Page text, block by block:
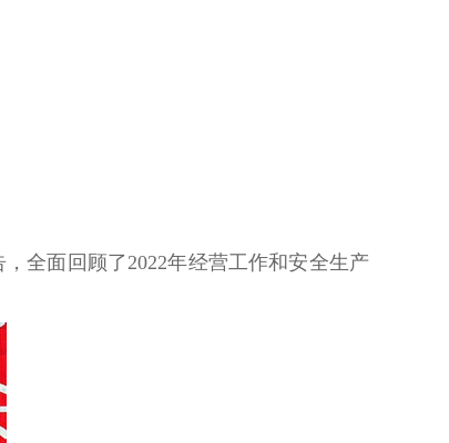
，全面回顾了2022年经营工作和安全生产